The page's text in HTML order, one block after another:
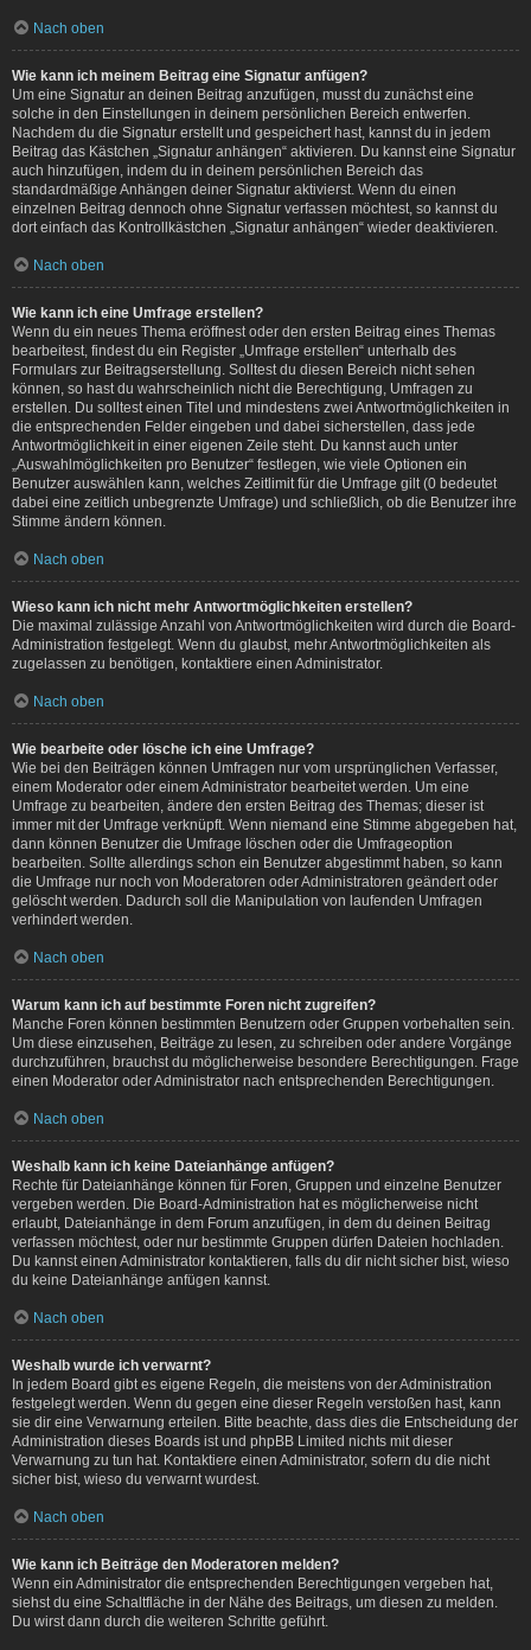
Nach oben
Wie kann ich meinem Beitrag eine Signatur anfügen?
Um eine Signatur an deinen Beitrag anzufügen, musst du zunächst eine
solche in den Einstellungen in deinem persönlichen Bereich entwerfen.
Nachdem du die Signatur erstellt und gespeichert hast, kannst du in jedem
Beitrag das Kästchen „Signatur anhängen“ aktivieren. Du kannst eine Signatur
auch hinzufügen, indem du in deinem persönlichen Bereich das
standardmäßige Anhängen deiner Signatur aktivierst. Wenn du einen
einzelnen Beitrag dennoch ohne Signatur verfassen möchtest, so kannst du
dort einfach das Kontrollkästchen „Signatur anhängen“ wieder deaktivieren.
Nach oben
Wie kann ich eine Umfrage erstellen?
Wenn du ein neues Thema eröffnest oder den ersten Beitrag eines Themas
bearbeitest, findest du ein Register „Umfrage erstellen“ unterhalb des
Formulars zur Beitragserstellung. Solltest du diesen Bereich nicht sehen
können, so hast du wahrscheinlich nicht die Berechtigung, Umfragen zu
erstellen. Du solltest einen Titel und mindestens zwei Antwortmöglichkeiten in
die entsprechenden Felder eingeben und dabei sicherstellen, dass jede
Antwortmöglichkeit in einer eigenen Zeile steht. Du kannst auch unter
„Auswahlmöglichkeiten pro Benutzer“ festlegen, wie viele Optionen ein
Benutzer auswählen kann, welches Zeitlimit für die Umfrage gilt (0 bedeutet
dabei eine zeitlich unbegrenzte Umfrage) und schließlich, ob die Benutzer ihre
Stimme ändern können.
Nach oben
Wieso kann ich nicht mehr Antwortmöglichkeiten erstellen?
Die maximal zulässige Anzahl von Antwortmöglichkeiten wird durch die Board-
Administration festgelegt. Wenn du glaubst, mehr Antwortmöglichkeiten als
zugelassen zu benötigen, kontaktiere einen Administrator.
Nach oben
Wie bearbeite oder lösche ich eine Umfrage?
Wie bei den Beiträgen können Umfragen nur vom ursprünglichen Verfasser,
einem Moderator oder einem Administrator bearbeitet werden. Um eine
Umfrage zu bearbeiten, ändere den ersten Beitrag des Themas; dieser ist
immer mit der Umfrage verknüpft. Wenn niemand eine Stimme abgegeben hat,
dann können Benutzer die Umfrage löschen oder die Umfrageoption
bearbeiten. Sollte allerdings schon ein Benutzer abgestimmt haben, so kann
die Umfrage nur noch von Moderatoren oder Administratoren geändert oder
gelöscht werden. Dadurch soll die Manipulation von laufenden Umfragen
verhindert werden.
Nach oben
Warum kann ich auf bestimmte Foren nicht zugreifen?
Manche Foren können bestimmten Benutzern oder Gruppen vorbehalten sein.
Um diese einzusehen, Beiträge zu lesen, zu schreiben oder andere Vorgänge
durchzuführen, brauchst du möglicherweise besondere Berechtigungen. Frage
einen Moderator oder Administrator nach entsprechenden Berechtigungen.
Nach oben
Weshalb kann ich keine Dateianhänge anfügen?
Rechte für Dateianhänge können für Foren, Gruppen und einzelne Benutzer
vergeben werden. Die Board-Administration hat es möglicherweise nicht
erlaubt, Dateianhänge in dem Forum anzufügen, in dem du deinen Beitrag
verfassen möchtest, oder nur bestimmte Gruppen dürfen Dateien hochladen.
Du kannst einen Administrator kontaktieren, falls du dir nicht sicher bist, wieso
du keine Dateianhänge anfügen kannst.
Nach oben
Weshalb wurde ich verwarnt?
In jedem Board gibt es eigene Regeln, die meistens von der Administration
festgelegt werden. Wenn du gegen eine dieser Regeln verstoßen hast, kann
sie dir eine Verwarnung erteilen. Bitte beachte, dass dies die Entscheidung der
Administration dieses Boards ist und phpBB Limited nichts mit dieser
Verwarnung zu tun hat. Kontaktiere einen Administrator, sofern du die nicht
sicher bist, wieso du verwarnt wurdest.
Nach oben
Wie kann ich Beiträge den Moderatoren melden?
Wenn ein Administrator die entsprechenden Berechtigungen vergeben hat,
siehst du eine Schaltfläche in der Nähe des Beitrags, um diesen zu melden.
Du wirst dann durch die weiteren Schritte geführt.